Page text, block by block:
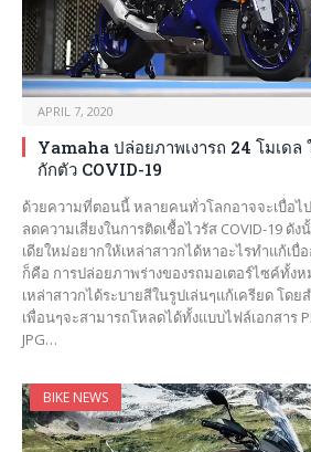
APRIL 7, 2020
Yamaha ปล่อยภาพเงารถ 24 โมเดล
กักตัว COVID-19
ด้วยความที่ตอนนี้ หลายคนทั่วโลกอาจจะเบื่อไ
ลดความเสี่ยงในการติดเชื้อไวรัส COVID-19 ดัง
เดียใหม่อยากให้เหล่าสาวกได้หาอะไรทำแก้เ
ก็คือ การปล่อยภาพร่างของรถมอเตอร์ไซค์ทั้ง
เหล่าสาวกได้ระบายสีในรูปเล่นๆแก้เครียด โด
เพื่อนๆจะสามารถโหลดได้ทั้งแบบไฟล์เอกสาร
JPG…
BIKE NEWS